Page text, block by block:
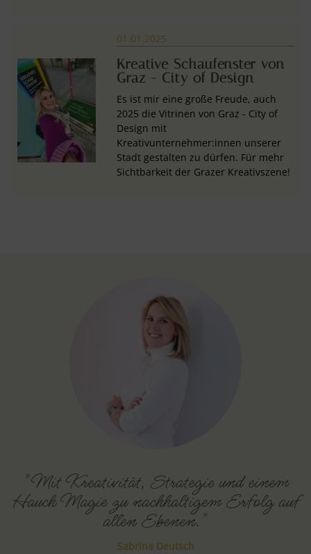
01.01.2025
Kreative Schaufenster von
Graz - City of Design
Es ist mir eine große Freude, auch
2025 die Vitrinen von Graz - City of
Design mit
Kreativunternehmer:innen unserer
Stadt gestalten zu dürfen. Für mehr
Sichtbarkeit der Grazer Kreativszene!
"Mit Kreativität, Strategie und einem
Hauch Magie zu nachhaltigem Erfolg auf
allen Ebenen."
Sabrina Deutsch